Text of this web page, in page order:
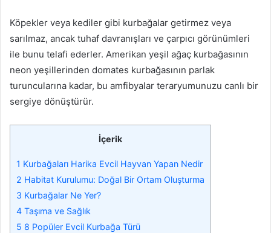
Köpekler veya kediler gibi kurbağalar getirmez veya
sarılmaz, ancak tuhaf davranışları ve çarpıcı görünümleri
ile bunu telafi ederler. Amerikan yeşil ağaç kurbağasının
neon yeşillerinden domates kurbağasının parlak
turuncularına kadar, bu amfibyalar teraryumunuzu canlı bir
sergiye dönüştürür.
İçerik
1 Kurbağaları Harika Evcil Hayvan Yapan Nedir
2 Habitat Kurulumu: Doğal Bir Ortam Oluşturma
3 Kurbağalar Ne Yer?
4 Taşıma ve Sağlık
5 8 Popüler Evcil Kurbağa Türü